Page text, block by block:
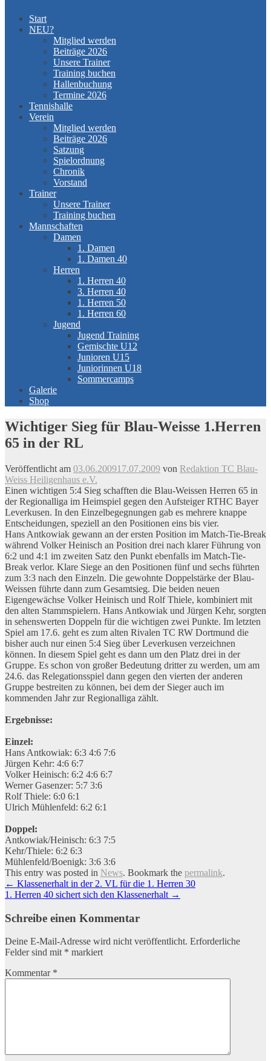
Start
NEU?
Mitglied werden
Beiträge 2026
Unsere Trainer
Training buchen
Hallenbuchung
Termine 2026
Tennishalle
Verein
Mitglied werden
Beiträge 2026
Satzung
Spielordnung
Chronik
Vorstand
Trainer
Unsere Trainer
Training buchen
Mannschaften
Damen
1. Damen
1. Damen 40
Herren
1. Herren 40
3. Herren 40
1. Herren 50
1. Herren 60
Jugend
Jugend Training
Gemischte U12
Junioren U15
Juniorinnen U18
Sommercamps
Galerie
Shop
Wichtiger Sieg für Blau-Weisse 1.Herren
65 in der RL
Veröffentlicht am 03.06.200917.07.2009 von Redaktion TC Blau-
Weiss Heiligenhaus e.V.
Einen wichtigen 5:4 Sieg schafften die Blau-Weissen Herren 65 in
der Regionalliga im Heimspiel gegen den Aufsteiger RTHC Bayer
Leverkusen. In den Einzelbegegnungen gab es mehrere knappe
Entscheidungen, speziell an den Positionen eins bis vier.
Hans Antkowiak gewann an der ersten Position im Match-Tie-Break
während Volker Heinisch an Position drei nach klarer Führung von
6:2 und 4:1 im zweiten Satz den Punkt ebenfalls im Match-Tie-
Break verlor. Klare Siege an den Positionen fünf und sechs führten
zum 3:3 nach den Einzeln. Die gewohnte Doppelstärke der Blau-
Weissen führte dann zum Gesamtsieg. Die beiden neuen
Eigengewächse Volker Heinisch und Rolf Thiele, kombiniert mit
den alten Stammspielern. Hans Antkowiak und Jürgen Kehr, sorgten
in sehenswerten Doppeln für die wichtigen zwei Punkte. Im letzten
Spiel am 17.6. geht es zum alten Rivalen TC RW Dortmund die
bisher auch nur einen 5:4 Sieg über Leverkusen verzeichnen
können. In diesem Spiel geht es dann um den Platz drei in der
Gruppe. Es schon von großer Bedeutung dritter zu werden, um am
24.6. das Relegationsspiel dann gegen den vierten der anderen
Gruppe bestreiten zu können, bei dem der Sieger auch im
kommenden Jahr zur Regionalliga zählt.
Ergebnisse:
Einzel:
Hans Antkowiak: 6:3 4:6 7:6
Jürgen Kehr: 4:6 6:7
Volker Heinisch: 6:2 4:6 6:7
Werner Gasenzer: 5:7 3:6
Rolf Thiele: 6:0 6:1
Ulrich Mühlenfeld: 6:2 6:1
Doppel:
Antkowiak/Heinisch: 6:3 7:5
Kehr/Thiele: 6:2 6:3
Mühlenfeld/Boenigk: 3:6 3:6
This entry was posted in News. Bookmark the permalink.
Artikel-
Navigation
← Klassenerhalt in der 2. VL für die 1. Herren 30
1. Herren 40 sichert sich den Klassenerhalt →
Schreibe einen Kommentar
Deine E-Mail-Adresse wird nicht veröffentlicht. Erforderliche
Felder sind mit * markiert
Kommentar *